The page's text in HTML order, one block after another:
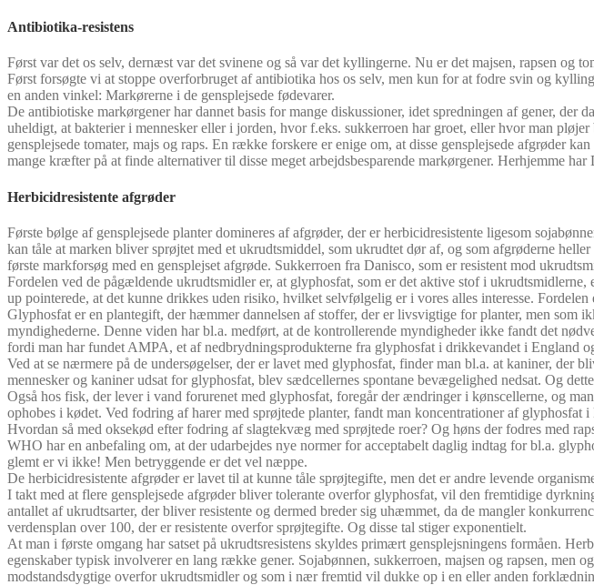
Antibiotika-resistens
Først var det os selv, dernæst var det svinene og så var det kyllingerne. Nu er det majsen, rapsen
Først forsøgte vi at stoppe overforbruget af antibiotika hos os selv, men kun for at fodre svin og
en anden vinkel: Markørerne i de gensplejsede fødevarer.
De antibiotiske markørgener har dannet basis for mange diskussioner, idet spredningen af gener,
uheldigt, at bakterier i mennesker eller i jorden, hvor f.eks. sukkerroen har groet, eller hvor man
gensplejsede tomater, majs og raps. En række forskere er enige om, at disse gensplejsede afgrøder
mange kræfter på at finde alternativer til disse meget arbejdsbesparende markørgener. Herhjemme
Herbicidresistente afgrøder
Første bølge af gensplejsede planter domineres af afgrøder, der er herbicidresistente ligesom
kan tåle at marken bliver sprøjtet med et ukrudtsmiddel, som ukrudtet dør af, og som afgrøderne
første markforsøg med en gensplejset afgrøde. Sukkerroen fra Danisco, som er resistent mod
Fordelen ved de pågældende ukrudtsmidler er, at glyphosfat, som er det aktive stof i
up pointerede, at det kunne drikkes uden risiko, hvilket selvfølgelig er i vores alles interesse.
Glyphosfat er en plantegift, der hæmmer dannelsen af stoffer, der er livsvigtige for planter, men
myndighederne. Denne viden har bl.a. medført, at de kontrollerende myndigheder ikke fandt det
fordi man har fundet AMPA, et af nedbrydningsprodukterne fra glyphosfat i drikkevandet i England
Ved at se nærmere på de undersøgelser, der er lavet med glyphosfat, finder man bl.a. at kaniner,
mennesker og kaniner udsat for glyphosfat, blev sædcellernes spontane bevægelighed nedsat. Og
Også hos fisk, der lever i vand forurenet med glyphosfat, foregår der ændringer i kønscellerne, og
ophobes i kødet. Ved fodring af harer med sprøjtede planter, fandt man koncentrationer af
Hvordan så med oksekød efter fodring af slagtekvæg med sprøjtede roer? Og høns der fodres med
WHO har en anbefaling om, at der udarbejdes nye normer for acceptabelt daglig indtag for bl.a.
glemt er vi ikke! Men betryggende er det vel næppe.
De herbicidresistente afgrøder er lavet til at kunne tåle sprøjtegifte, men det er andre levende
I takt med at flere gensplejsede afgrøder bliver tolerante overfor glyphosfat, vil den fremtidige
antallet af ukrudtsarter, der bliver resistente og dermed breder sig uhæmmet, da de mangler
verdensplan over 100, der er resistente overfor sprøjtegifte. Og disse tal stiger exponentielt.
At man i første omgang har satset på ukrudtsresistens skyldes primært gensplejsningens formåen.
egenskaber typisk involverer en lang række gener. Sojabønnen, sukkerroen, majsen og rapsen, men
modstandsdygtige overfor ukrudtsmidler og som i nær fremtid vil dukke op i en eller anden